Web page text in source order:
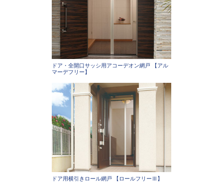
ドア・全開口サッシ用アコーデオン網戸 【アル
マーデフリー】
ドア用横引きロール網戸 【ロールフリーⅢ】